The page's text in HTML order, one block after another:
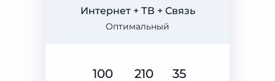
Оптимальный
Интернет + ТВ + Связь
100 210 35